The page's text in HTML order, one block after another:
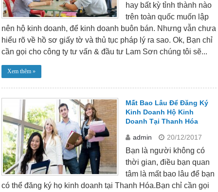
hay bất kỳ tỉnh thành nào
trên toàn quốc muốn lập
nên hộ kinh doanh, để kinh doanh buôn bán. Nhưng vẫn chưa
hiểu rõ về hồ sơ giấy tờ và thủ tục pháp lý ra sao. Ok, Bạn chỉ
cần gọi cho công ty tư vấn & đầu tư Lam Sơn chúng tôi sẽ...
Xem thêm »
Mất Bao Lâu Để Đăng Ký
Kinh Doanh Hộ Kinh
Doanh Tại Thanh Hóa
admin 20/12/2017
Bạn là người không có
thời gian, điều bạn quan
tâm là mất bao lâu để bạn
có thể đăng ký họ kinh doanh tại Thanh Hóa.Bạn chỉ cần gọi